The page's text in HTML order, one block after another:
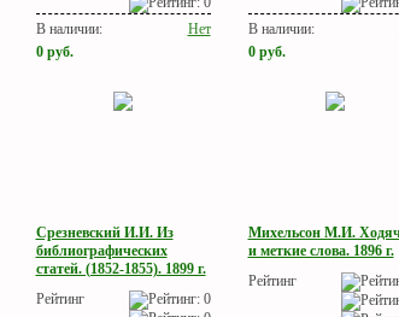
В наличии:
Нет
0 руб.
В наличии:
0 руб.
Срезневский И.И. Из
библиографических
статей. (1852-1855). 1899 г.
Рейтинг
Михельсон М.И.
и меткие слова. 1896 г.
Рейтинг